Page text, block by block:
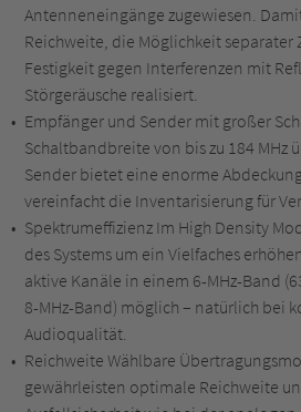
Antenneneingänge zugewiesen.
Reichweite, die Möglichkeit
Festigkeit gegen Interferenzen mit
Störgeräusche realisiert.
Empfänger und Sender mit großer
Schaltbandbreite von bis zu 184 MHz
Sender bietet eine enorme
vereinfacht die Inventarisierung für
Spektrumeffizienz Im High Density
des Systems um ein Vielfaches
aktive Kanäle in einem 6-MHz-Band
8-MHz-Band) möglich – natürlich bei
Audioqualität.
Reichweite Wählbare
gewährleisten optimale Reichweite